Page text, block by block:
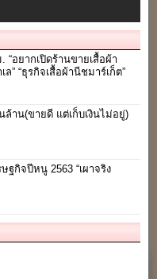
อยากเปิดร้านขายเสื้อผ้า
” “ธุรกิจเสื้อผ้านีชมาร์เก็ต”
ล้าน(ขายดี แต่เก็บเงินไม่อยู่)
ฐกิจปีหนู 2563 “เผาจริง